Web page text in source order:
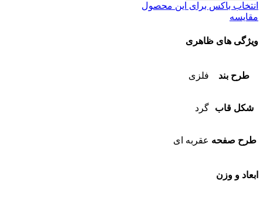
انتخاب باکس برای این محصول
مقایسه
ویژگی های ظاهری
طرح بند فلزی
شکل قاب گرد
طرح صفحه عقربه ای
ابعاد و وزن